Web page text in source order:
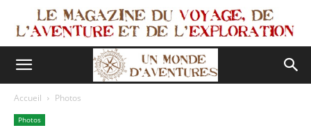
Accueil Photos
Photos